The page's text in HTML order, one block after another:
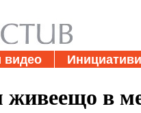
видео Инициативи
в